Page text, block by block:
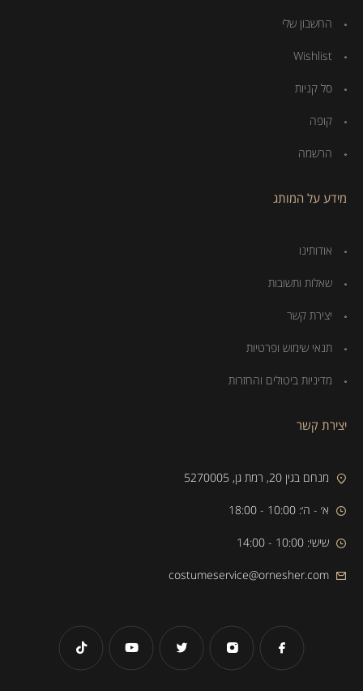
החשבון שלי
Wishlist
סל קניות
קופה
הרשמה
מידע על המותג
אודותינו
שאלות ותשובות
יצירת קשר
תנאי שימוש ופרטיות
מדיניות ביטולים והחזרות
יצירת קשר
מנחם בגין 20, רמת גן, 5270005
א׳ - ה׳: 10:00 - 18:00
שישי: 10:00 - 14:00
costumeservice@ornesher.com